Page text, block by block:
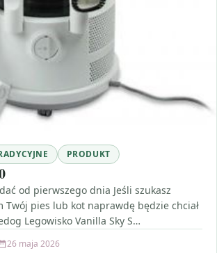
PRODUKT
od pierwszego dnia Jeśli szukasz
Twój pies lub kot naprawdę będzie chciał
Legowisko Vanilla Sky S…
26 maja 2026